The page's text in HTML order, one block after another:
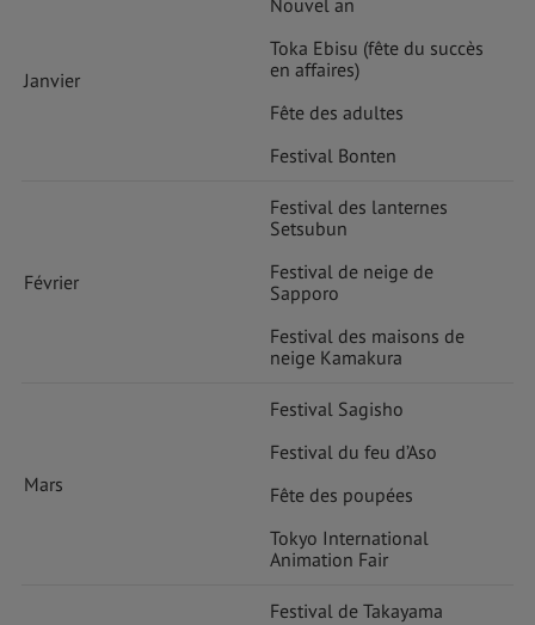
Janvier
Nouvel an
Toka Ebisu (fête du succès
en affaires)
Fête des adultes
Festival Bonten
Février
Festival des lanternes
Setsubun
Festival de neige de
Sapporo
Festival des maisons de
neige Kamakura
Mars
Festival Sagisho
Festival du feu d’Aso
Fête des poupées
Tokyo International
Animation Fair
Festival de Takayama